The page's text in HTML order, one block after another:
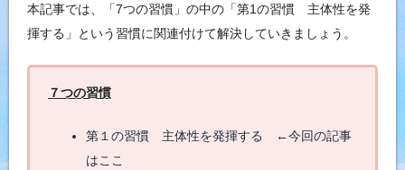
本記事では、「7つの習慣」の中の「第1の習慣 主体性を発
揮する」という習慣に関連付けて解決していきましょう。
７つの習慣
第１の習慣 主体性を発揮する ←今回の記事
はここ